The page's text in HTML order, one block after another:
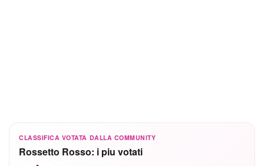
CLASSIFICA VOTATA DALLA COMMUNITY
Rossetto Rosso: i piu votati